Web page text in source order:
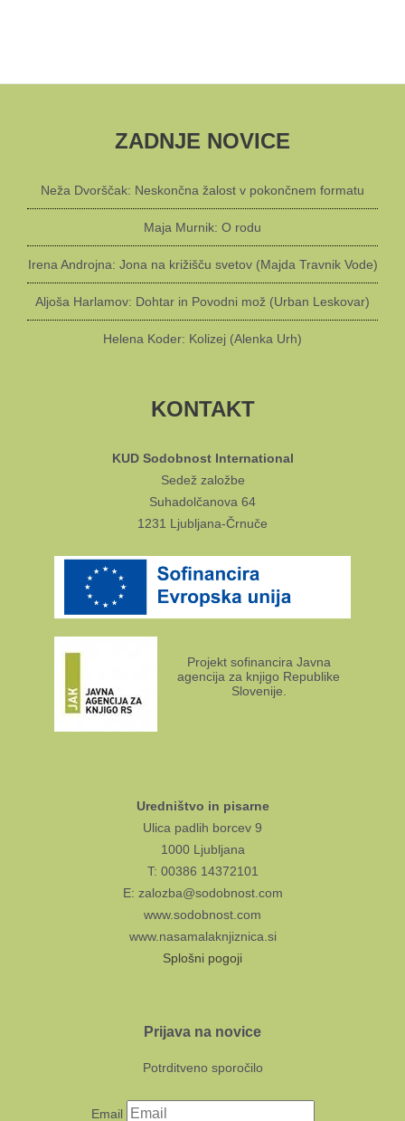
ZADNJE NOVICE
Neža Dvorščak: Neskončna žalost v pokončnem formatu
Maja Murnik: O rodu
Irena Androjna: Jona na križišču svetov (Majda Travnik Vode)
Aljoša Harlamov: Dohtar in Povodni mož (Urban Leskovar)
Helena Koder: Kolizej (Alenka Urh)
KONTAKT
KUD Sodobnost International
Sedež založbe
Suhadolčanova 64
1231 Ljubljana-Črnuče
Projekt sofinancira Javna
agencija za knjigo Republike
Slovenije.
Uredništvo in pisarne
Ulica padlih borcev 9
1000 Ljubljana
T: 00386 14372101
E: zalozba@sodobnost.com
www.sodobnost.com
www.nasamalaknjiznica.si
Splošni pogoji
Prijava na novice
Potrditveno sporočilo
Email